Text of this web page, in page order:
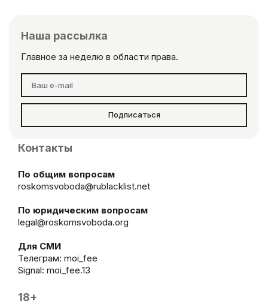
Наша рассылка
Главное за неделю в области права.
Подписаться
Контакты
По общим вопросам
roskomsvoboda@rublacklist.net
По юридическим вопросам
legal@roskomsvoboda.org
Для СМИ
Телеграм: moi_fee
Signal: moi_fee.13
18+